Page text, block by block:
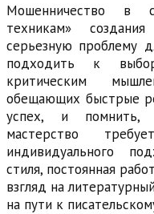
Мошенничество в
техникам»
серьезную проблему
подходить к
критическим
обещающих быстрые
успех, и помнить,
мастерство
индивидуального
стиля, постоянная
взгляд на
на пути к